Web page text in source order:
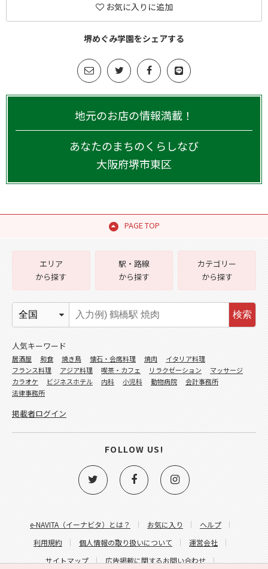
お気に入りに追加
堺めぐみ学園をシェアする
地元のお店の情報満載！
あなたのまちのくらしなび
大阪府堺市東区
PAGE TOP
e-NAVITA（イーナビタ）とは？ お気に入り
ヘルプ
利用規約
個人情報の取り扱いについて
運営会社
サイトマップ
広告掲載に関するお問い合わせ
エリア
から探す
駅・路線
から探す
カテゴリー
から探す
検索
人気キーワード
居酒屋 和食 焼き鳥 懐石・会席料理 焼肉
イタリア料理
フランス料理
アジア料理 喫茶・カフェ リラクゼーション
マッサージ
カラオケ
ビジネスホテル 内科 小児科 動物病院
会計事務所
法律事務所
掲載者ログイン
FOLLOW US!